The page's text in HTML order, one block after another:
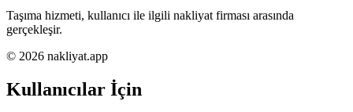
Taşıma hizmeti, kullanıcı ile ilgili nakliyat firması arasında
gerçekleşir.
© 2026 nakliyat.app
Kullanıcılar İçin